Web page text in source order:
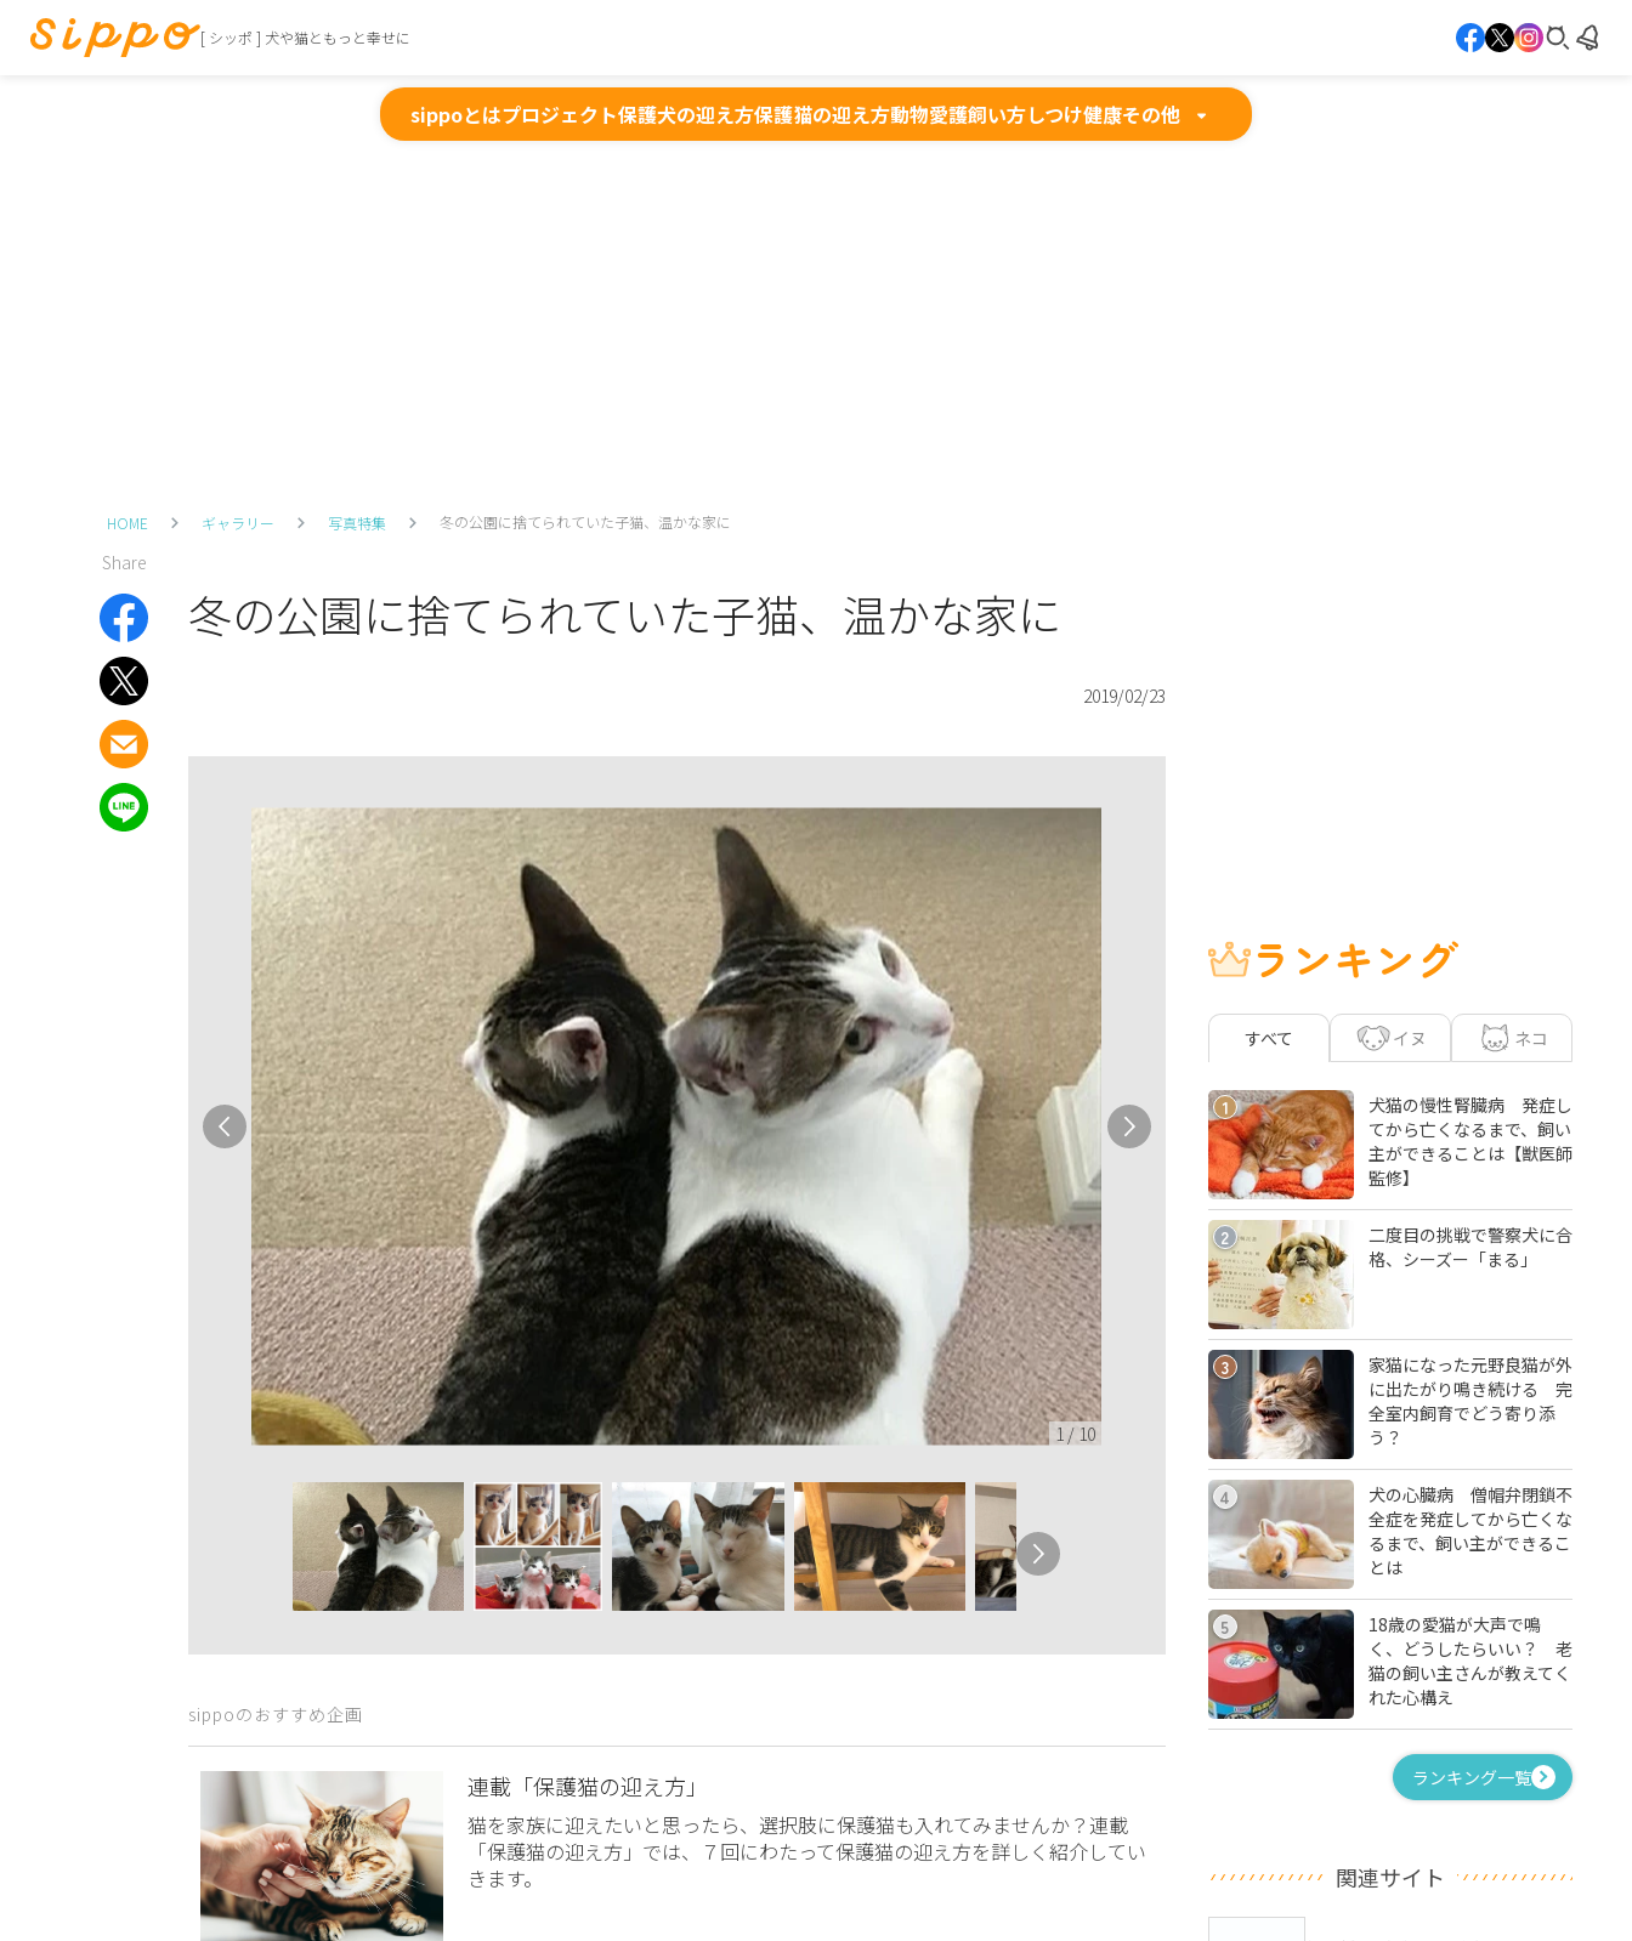
[ シッポ ] 犬や猫ともっと幸せに
sippoとはプロジェクト保護犬の迎え方保護猫の迎え方動物愛護飼い方しつけ健康その他
HOME ギャラリー 写真特集 冬の公園に捨てられていた子猫、温かな家に
Share
冬の公園に捨てられていた子猫、温かな家に
2019/02/23
1 / 10
sippoのおすすめ企画
連載「保護猫の迎え方」
猫を家族に迎えたいと思ったら、選択肢に保護猫も入れてみませんか？連載
「保護猫の迎え方」では、７回にわたって保護猫の迎え方を詳しく紹介してい
きます。
ランキング
すべて イヌ ネコ
1
犬猫の慢性腎臓病 発症し
てから亡くなるまで、飼い
主ができることは【獣医師
監修】
2
二度目の挑戦で警察犬に合
格、シーズー「まる」
3
家猫になった元野良猫が外
に出たがり鳴き続ける 完
全室内飼育でどう寄り添
う？
4
犬の心臓病 僧帽弁閉鎖不
全症を発症してから亡くな
るまで、飼い主ができるこ
とは
5
18歳の愛猫が大声で鳴
く、どうしたらいい？ 老
猫の飼い主さんが教えてく
れた心構え
ランキング一覧
関連サイト